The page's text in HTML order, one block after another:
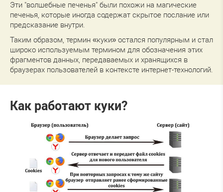
Эти "волшебные печенья" были похожи на магические
печенья, которые иногда содержат скрытое послание или
предсказание внутри.
Таким образом, термин «куки» остался популярным и стал
широко используемым термином для обозначения этих
фрагментов данных, передаваемых и хранящихся в
браузерах пользователей в контексте интернет-технологий.
Как работают куки?